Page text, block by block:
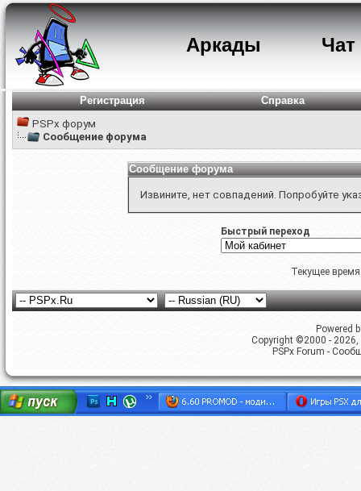
Аркады Чат
Регистрация
Справка
PSPx форум
Сообщение форума
Сообщение форума
Извините, нет совпадений. Попробуйте
Быстрый переход
Текущее
Powered
Copyright ©2000 -
PSPx Forum -